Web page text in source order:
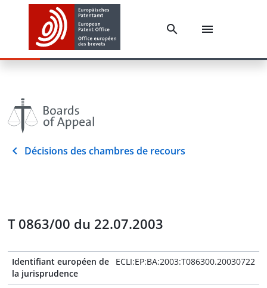
Décisions des chambres de recours
T 0863/00 du 22.07.2003
Identifiant européen de
la jurisprudence
ECLI:EP:BA:2003:T086300.20030722